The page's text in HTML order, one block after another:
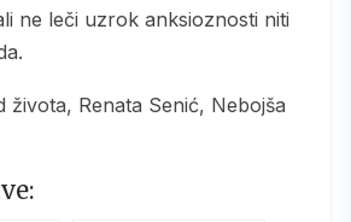
ne leči uzrok anksioznosti niti